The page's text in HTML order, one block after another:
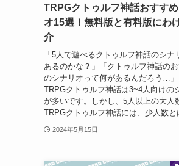
TRPGクトゥルフ神話おすす
オ15選！無料版と有料版にわ
介
「5人で遊べるクトゥルフ神話のシナ
あるのかな？」「クトゥルフ神話の
のシナリオって何があるんだろう…」
TRPGクトゥルフ神話は3~4人向けの
が多いです。しかし、5人以上の大人
TRPGクトゥルフ神話には、少人数と
2024年5月15日